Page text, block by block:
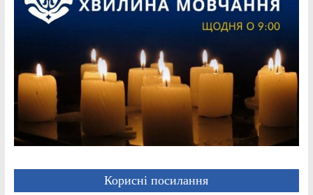
Корисні посилання